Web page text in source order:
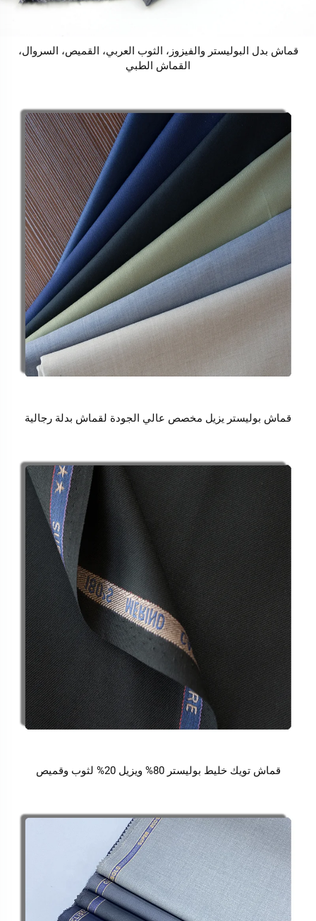
قماش بدل البوليستر والفيزوز، الثوب العربي، القميص، السروال،
القماش الطبي
قماش بوليستر يزيل مخصص عالي الجودة لقماش بدلة رجالية
قماش تويك خليط بوليستر 80% ويزيل 20% لثوب وقميص